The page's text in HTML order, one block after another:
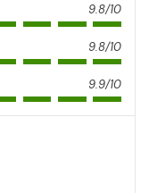
9.8/10
9.8/10
9.9/10